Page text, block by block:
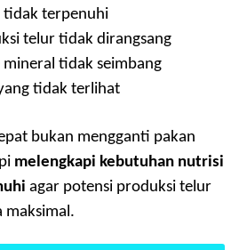
tidak terpenuhi
telur tidak dirangsang
tidak seimbang
tidak terlihat
bukan mengganti pakan
melengkapi kebutuhan nutrisi
agar potensi produksi telur
maksimal.